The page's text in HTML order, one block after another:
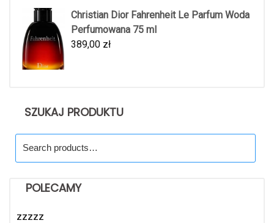
Christian Dior Fahrenheit Le Parfum Woda
Perfumowana 75 ml
389,00 zł
SZUKAJ PRODUKTU
for:
POLECAMY
zzzzz